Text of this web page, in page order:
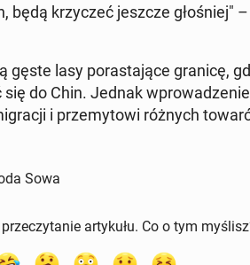
będą krzy­czeć jeszcze
gęste lasy po­ra­sta­ją­ce granicę,
do Chin. Jednak
i prze­my­to­wi różnych
Sowa
artykułu. Co o tym